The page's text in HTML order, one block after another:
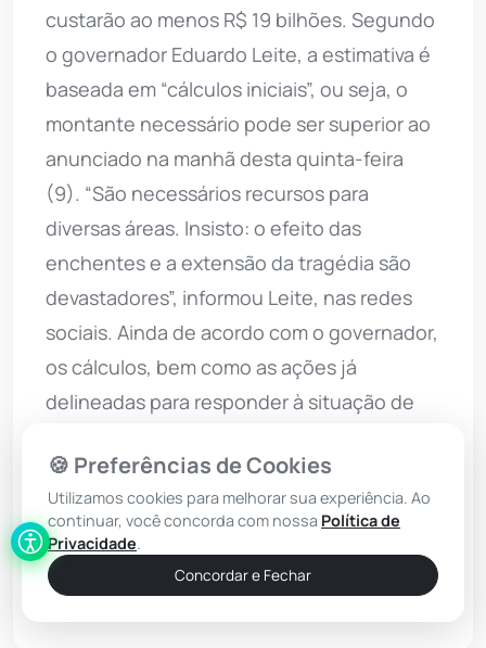
custarão ao menos R$ 19 bilhões. Segundo
o governador Eduardo Leite, a estimativa é
baseada em “cálculos iniciais”, ou seja, o
montante necessário pode ser superior ao
anunciado na manhã desta quinta-feira
(9). “São necessários recursos para
diversas áreas. Insisto: o efeito das
enchentes e a extensão da tragédia são
devastadores”, informou Leite, nas redes
sociais. Ainda de acordo com o governador,
os cálculos, bem como as ações já
delineadas para responder à situação de
governo estadual.
🍪 Preferências de Cookies
Utilizamos cookies para melhorar sua experiência. Ao
continuar, você concorda com nossa Política de
Privacidade.
Concordar e Fechar